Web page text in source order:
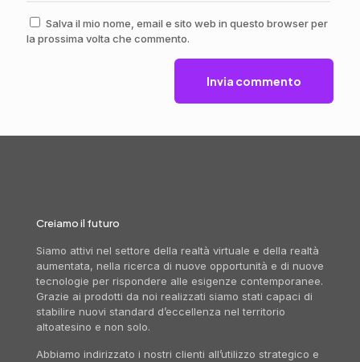
Salva il mio nome, email e sito web in questo browser per
la prossima volta che commento.
Creiamo il futuro
Siamo attivi nel settore della realtà virtuale e della realtà
aumentata, nella ricerca di nuove opportunità e di nuove
tecnologie per rispondere alle esigenze contemporanee.
Grazie ai prodotti da noi realizzati siamo stati capaci di
stabilire nuovi standard d’eccellenza nel territorio
altoatesino e non solo.
Abbiamo indirizzato i nostri clienti all’utilizzo strategico e